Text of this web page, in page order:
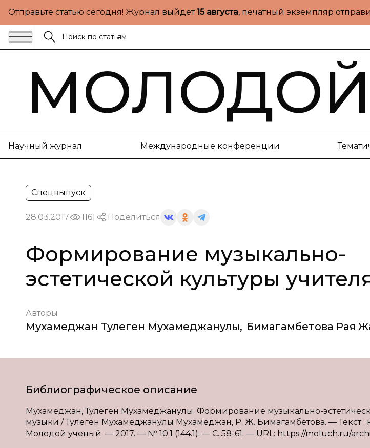
Отправьте статью сегодня! Журнал выйдет15 августа, печатный экземпляр
Научный журнал Международные конференции
Спецвыпуск
28.03.2017 1161 Поделиться
Формирование музыкально-
эстетической культуры
Авторы
Мухамеджан Тулеген Мухамеджанулы, Бимагамбетова Рая
Библиографическое описание
Мухамеджан, Тулеген Мухамеджанулы. Формирование музыкально-
музыки / Тулеген Мухамеджанулы Мухамеджан, Р. Ж. Бимагамбетова. — Текст :
Молодой ученый. — 2017. — № 10.1 (144.1). — С. 58-61. — URL: https://moluch.ru/